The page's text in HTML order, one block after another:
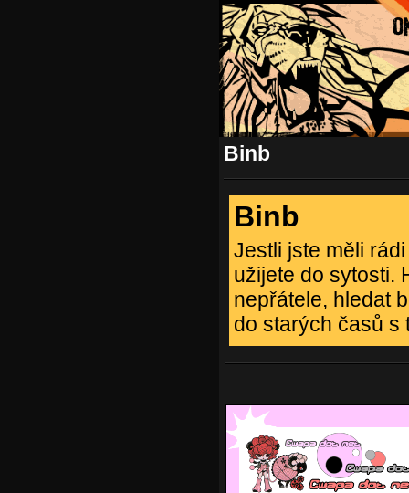
Binb
Binb
Jestli jste měli
užijete do sytosti.
nepřátele, hledat
do starých časů s